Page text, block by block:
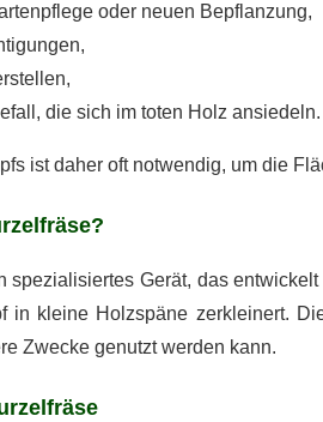
oder neuen Bepflanzung,
die sich im toten Holz ansiedeln.
ist daher oft notwendig, um die
spezialisiertes Gerät, das
in kleine Holzspäne zerkleinert.
Zwecke genutzt werden kann.